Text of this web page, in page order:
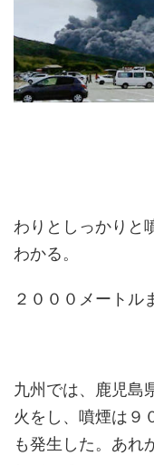
わりとしっかりと
わかる。
２０００メートル
九州では、鹿児島
火をし、噴煙は９
も発生した。あれ